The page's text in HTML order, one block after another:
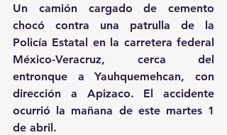
Un camión cargado de cemento
chocó contra una patrulla de la
Policía Estatal en la carretera federal
México-Veracruz, cerca del
entronque a Yauhquemehcan, con
dirección a Apizaco. El accidente
ocurrió la mañana de este martes 1
de abril.